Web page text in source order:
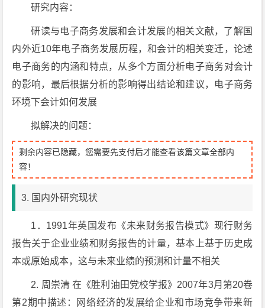
研究内容：
研读与电子商务发展和会计发展的相关文献，了解国
内外近10年电子商务发展历程，和会计的相关变迁，论述
电子商务的内涵和特点，从多个方面分析电子商务对会计
的影响，最后根据分析的影响得出结论和建议，电子商务
环境下会计如何发展
拟解决的问题：
剩余内容已隐藏，您需要先支付后才能查看该篇文章全部内
容！
3. 国内外研究现状
1．1991年英国发布《未来财务报告模式》现行财务
报告关于企业业绩和财务报告的计量，基本上基于历史成
本或原始成本，这与未来业绩的预测和计量不相关
2. 周崇清 在《胜利油田党校学报》2007年3月第20卷
第2期中描述：网络经济的发展给企业和市场竞争带来新